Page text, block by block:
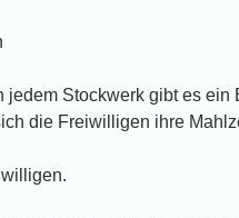
Stockwerk gibt es ein
die Freiwilligen ihre